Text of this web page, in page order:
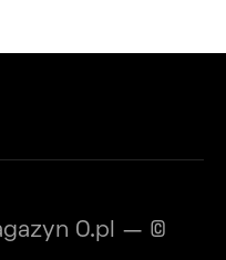
O.pl — ©